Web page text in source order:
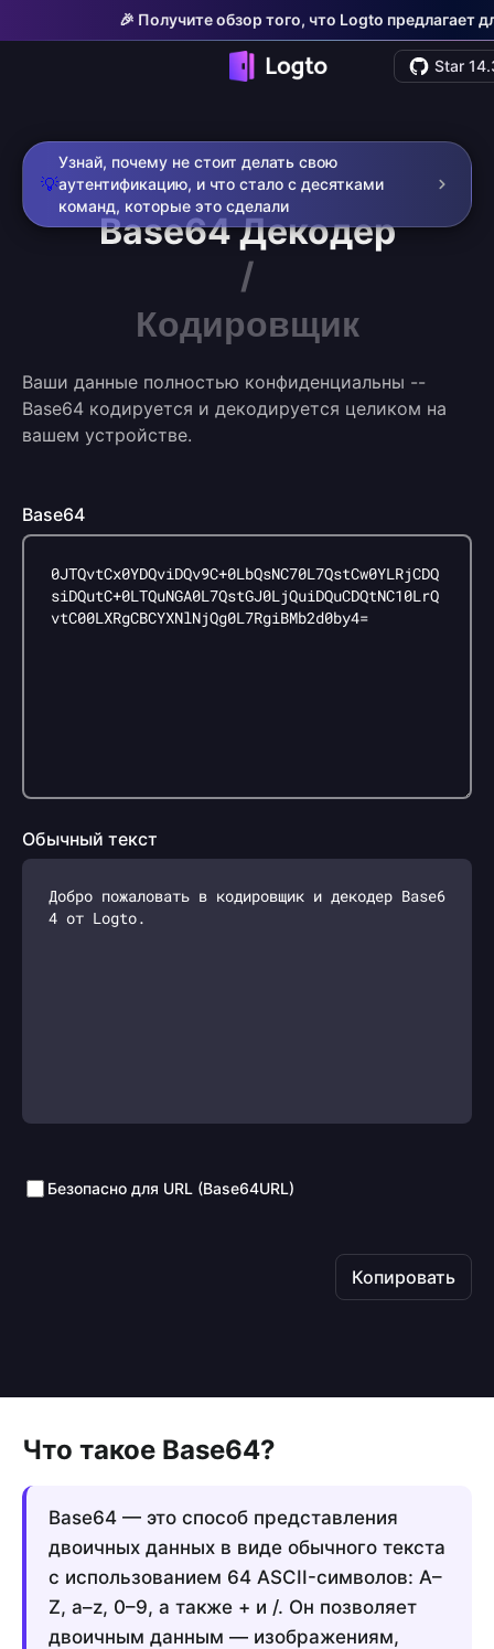
🎉 Получите обзор того, что Logto предлагает
Star
💡
Узнай, почему не стоит делать свою
аутентификацию, и что стало с десятками
команд, которые это сделали
Base64Декодер
/
Кодировщик
Ваши данные полностью конфиденциальны --
Base64 кодируется и декодируется целиком на
вашем устройстве.
Обычный текст
Base64
Безопасно для URL (Base64URL)
Копировать
Что такое Base64?
Base64 — это способ представления
двоичных данных в виде обычного текста
с использованием 64 ASCII-символов: A–
Z, a–z, 0–9, а также + и /. Он позволяет
двоичным данным — изображениям,